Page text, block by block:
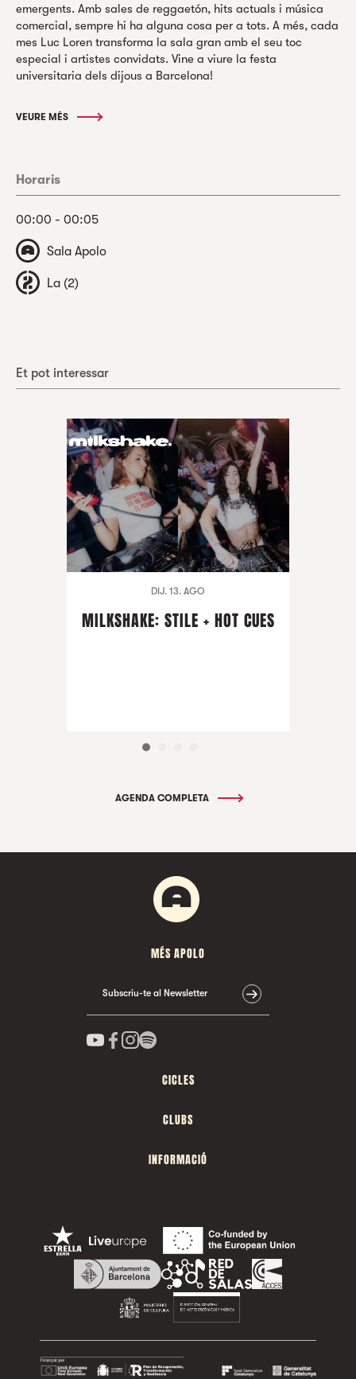
emergents. Amb sales de reggaetón, hits actuals i música
comercial, sempre hi ha alguna cosa per a tots. A més, cada
mes Luc Loren transforma la sala gran amb el seu toc
especial i artistes convidats. Vine a viure la festa
universitaria dels dijous a Barcelona!
VEURE MÉS
Horaris
00:00 - 00:05
Sala Apolo
La (2)
Et pot interessar
DIJ. 13. AGO
MILKSHAKE: STILE + HOT CUES
AGENDA COMPLETA
MÉS APOLO
Subscriu-te al Newsletter
CICLES
CLUBS
INFORMACIÓ